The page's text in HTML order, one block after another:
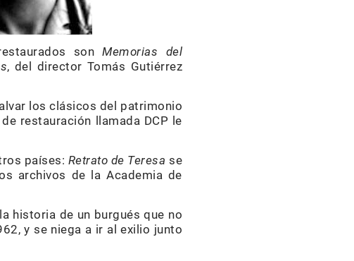
sonMemorias del
, del director Tomás Gutiérrez
los clásicos del patrimonio
restauración llamada DCP le
países: Retrato de Teresa se
archivos de la Academia de
historia de un burgués que no
y se niega a ir al exilio junto